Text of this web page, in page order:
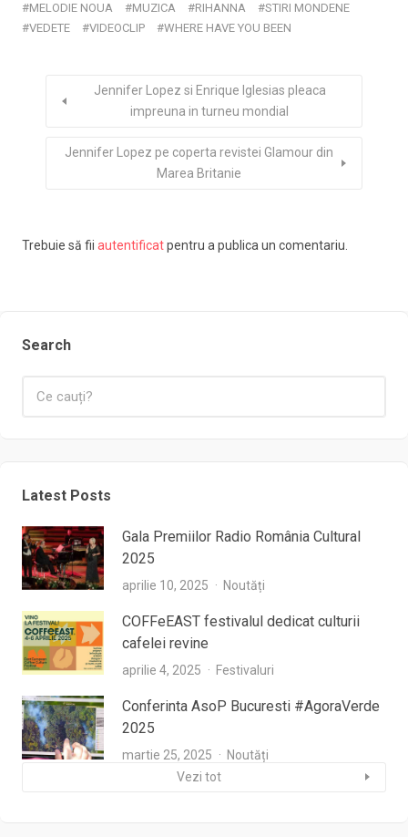
MELODIE NOUA MUZICA RIHANNA
STIRI MONDENE
VEDETE
VIDEOCLIP WHERE HAVE YOU BEEN
Jennifer Lopez si Enrique Iglesias pleaca
impreuna in turneu mondial
Jennifer Lopez pe coperta revistei Glamour din
Marea Britanie
Trebuie să fii autentificatpentru a publica un comentariu.
Search
Latest Posts
Gala Premiilor Radio România Cultural
2025
aprilie 10, 2025 Noutăți
COFFeEAST festivalul dedicat culturii
cafelei revine
aprilie 4, 2025 Festivaluri
Conferinta AsoP Bucuresti #AgoraVerde
2025
martie 25, 2025
Noutăți
Vezi tot